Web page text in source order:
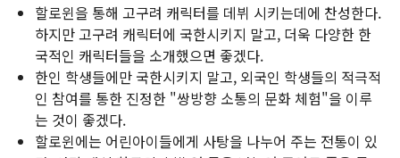
할로윈을 통해 고구려 캐릭터를 데뷔 시키는데에 찬성한다.
하지만 고구려 캐릭터에 국한시키지 말고, 더욱 다양한 한
국적인 캐릭터들을 소개했으면 좋겠다.
한인 학생들에만 국한시키지 말고, 외국인 학생들의 적극적
인 참여를 통한 진정한 "쌍방향 소통의 문화 체험"을 이루
는 것이 좋겠다.
할로윈에는 어린아이들에게 사탕을 나누어 주는 전통이 있